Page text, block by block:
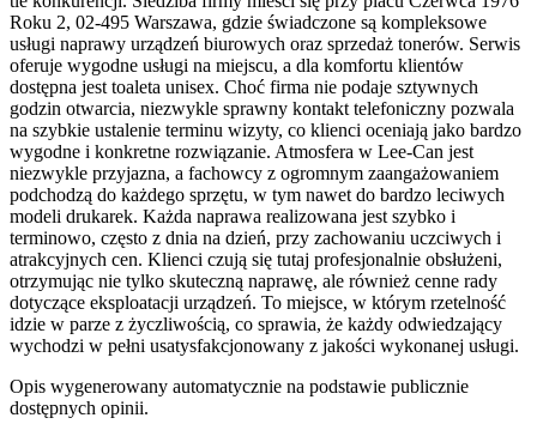
Roku 2, 02-495 Warszawa, gdzie świadczone są kompleksowe
usługi naprawy urządzeń biurowych oraz sprzedaż tonerów. Serwis
oferuje wygodne usługi na miejscu, a dla komfortu klientów
dostępna jest toaleta unisex. Choć firma nie podaje sztywnych
godzin otwarcia, niezwykle sprawny kontakt telefoniczny pozwala
na szybkie ustalenie terminu wizyty, co klienci oceniają jako bardzo
wygodne i konkretne rozwiązanie. Atmosfera w Lee-Can jest
niezwykle przyjazna, a fachowcy z ogromnym zaangażowaniem
podchodzą do każdego sprzętu, w tym nawet do bardzo leciwych
modeli drukarek. Każda naprawa realizowana jest szybko i
terminowo, często z dnia na dzień, przy zachowaniu uczciwych i
atrakcyjnych cen. Klienci czują się tutaj profesjonalnie obsłużeni,
otrzymując nie tylko skuteczną naprawę, ale również cenne rady
dotyczące eksploatacji urządzeń. To miejsce, w którym rzetelność
idzie w parze z życzliwością, co sprawia, że każdy odwiedzający
wychodzi w pełni usatysfakcjonowany z jakości wykonanej usługi.
Opis wygenerowany automatycznie na podstawie publicznie
dostępnych opinii.